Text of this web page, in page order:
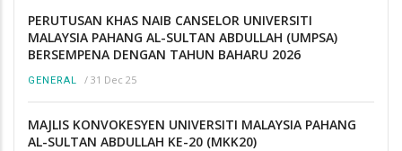
PERUTUSAN KHAS NAIB CANSELOR UNIVERSITI
MALAYSIA PAHANG AL-SULTAN ABDULLAH (UMPSA)
BERSEMPENA DENGAN TAHUN BAHARU 2026
GENERAL / 31 Dec 25
MAJLIS KONVOKESYEN UNIVERSITI MALAYSIA PAHANG
AL-SULTAN ABDULLAH KE-20 (MKK20)